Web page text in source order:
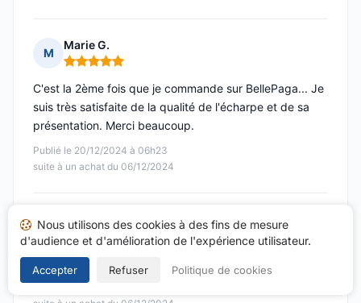
M
Marie G.
Note : 5 sur 5
Publié le 20/12/2024 à 06h23
suite à un achat du 06/12/2024
C'est la 2ème fois que je commande sur BellePaga... Je
suis très satisfaite de la qualité de l'écharpe et de sa
présentation. Merci beaucoup.
J
jean-marie K.
Note : 5 sur 5
Qualité des produits et respect du délai de livraison .
Nous utilisons des cookies à des fins de mesure
d'audience et d'amélioration de l'expérience utilisateur.
Accepter Refuser Politique de cookies